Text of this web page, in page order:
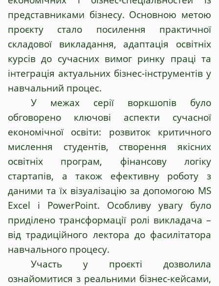
представниками бізнесу. Основною метою
проєкту стало посилення практичної
складової викладання, адаптація освітніх
курсів до сучасних вимог ринку праці та
інтеграція актуальних бізнес-інструментів у
навчальний процес.
У межах серії воркшопів було
обговорено ключові аспекти сучасної
економічної освіти: розвиток критичного
мислення студентів, створення якісних
освітніх програм, фінансову логіку
стартапів, а також ефективну роботу з
даними та їх візуалізацію за допомогою MS
Excel і PowerPoint. Особливу увагу було
приділено трансформації ролі викладача –
від традиційного лектора до фасилітатора
навчального процесу.
Участь у проєкті дозволила
ознайомитися з реальними бізнес-кейсами,